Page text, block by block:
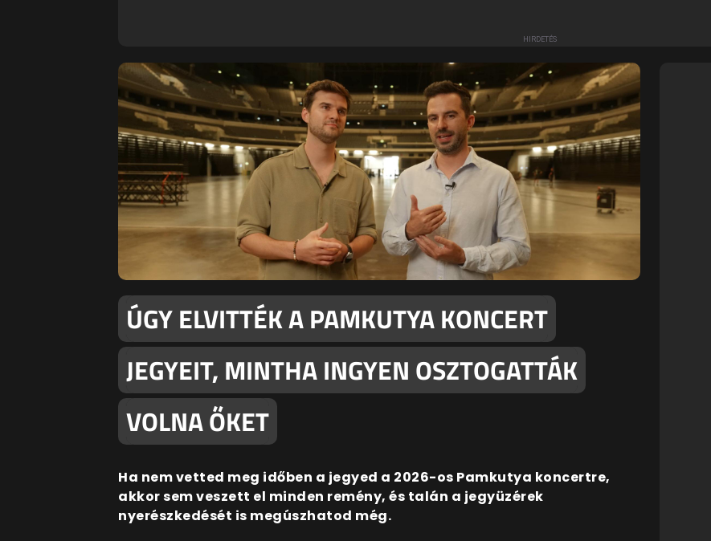
ÚGY ELVITTÉK A PAMKUTYA KONCERT
JEGYEIT, MINTHA INGYEN OSZTOGATTÁK
VOLNA ŐKET
Ha nem vetted meg időben a jegyed a 2026-os Pamkutya koncertre,
akkor sem veszett el minden remény, és talán a jegyüzérek
nyerészkedését is megúszhatod még.